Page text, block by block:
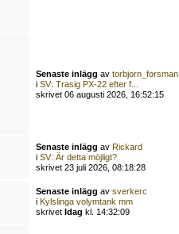
Senaste inlägg avtorbjorn_forsman
iSV: Trasig PX-22 efter f...
skrivet 06 augusti 2026, 16:52:15
Senaste inlägg avRickard
iSV: Är detta möjligt?
skrivet 23 juli 2026, 08:18:28
Senaste inlägg avsverkerc
iKylslinga volymtank mm
skrivetIdag kl. 14:32:09